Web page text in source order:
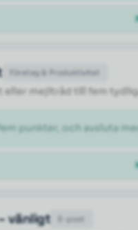
Företag & Produktivitet
eller mejltråd till fem
punkter, och avsluta
E-post
vänligt